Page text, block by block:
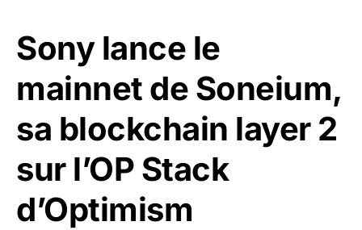
Sony lance le
mainnet de Soneium,
sa blockchain layer 2
sur l’OP Stack
d’Optimism